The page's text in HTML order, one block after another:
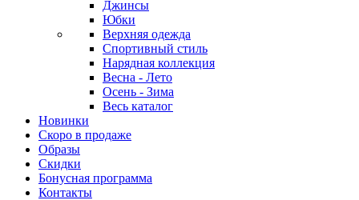
Джинсы
Юбки
Верхняя одежда
Спортивный стиль
Нарядная коллекция
Весна - Лето
Осень - Зима
Весь каталог
Новинки
Скоро в продаже
Образы
Скидки
Бонусная программа
Контакты